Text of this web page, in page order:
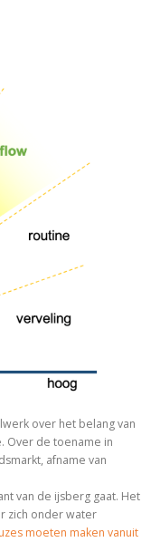
over het belang van
Over de toename in
afname van
van de ijsberg gaat. Het
zich onder water
moeten maken vanuit